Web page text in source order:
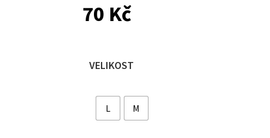
70 Kč
VELIKOST
L M